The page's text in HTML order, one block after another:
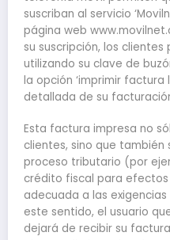
suscriban al servicio
página web
su suscripción, los
utilizando su clave de
la opción ‘imprimir
detallada de su
Esta factura impresa no
clientes, sino que
proceso tributario (por
crédito fiscal para
adecuada a las
este sentido, el usuario
dejará de recibir su